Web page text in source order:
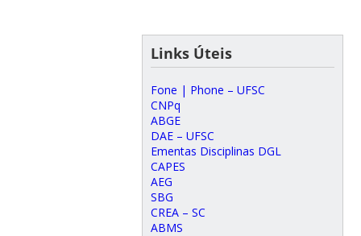
Links Úteis
Fone | Phone – UFSC
CNPq
ABGE
DAE – UFSC
Ementas Disciplinas DGL
CAPES
AEG
SBG
CREA – SC
ABMS